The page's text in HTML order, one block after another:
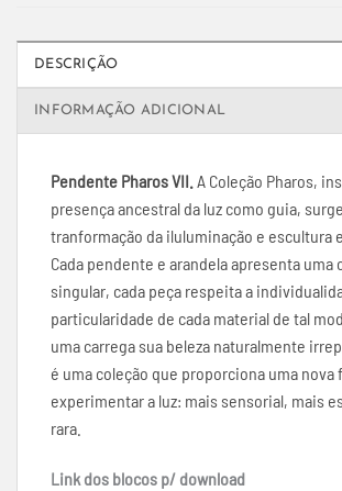
DESCRIÇÃO
INFORMAÇÃO ADICIONAL
Pendente Pharos VII. A Coleção Pharos,
presença ancestral da luz como guia,
tranformação da iluluminação e escultura
Cada pendente e arandela apresenta uma
singular, cada peça respeita a
particularidade de cada material de tal
uma carrega sua beleza naturalmente
é uma coleção que proporciona uma nova
experimentar a luz: mais sensorial, mais
rara.
Link dos blocos p/ download